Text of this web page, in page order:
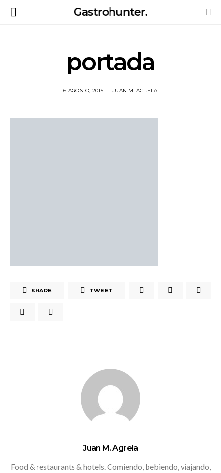
Gastrohunter.
portada
6 AGOSTO, 2015 JUAN M. AGRELA
SHARE TWEET
Juan M. Agrela
Food & restaurants & hotels. Comiendo, bebiendo, viajando,